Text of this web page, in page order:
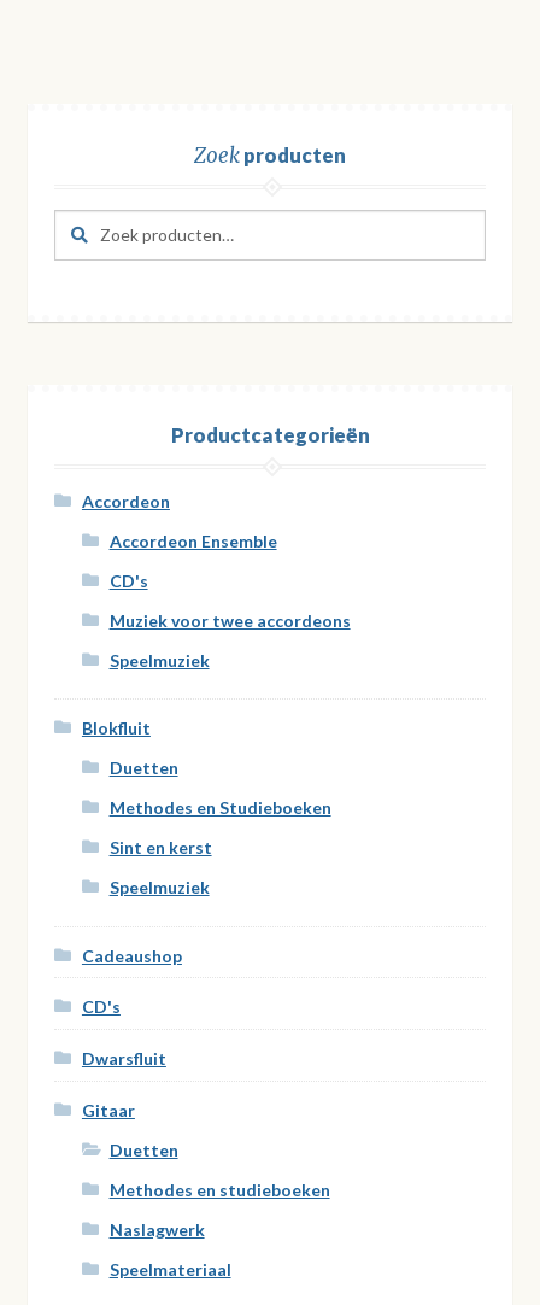
Zoekproducten
Zoeken
naar:
Zoeken
Productcategorieën
Accordeon
Accordeon Ensemble
CD's
Muziek voor twee accordeons
Speelmuziek
Blokfluit
Duetten
Methodes en Studieboeken
Sint en kerst
Speelmuziek
Cadeaushop
CD's
Dwarsfluit
Gitaar
Duetten
Methodes en studieboeken
Naslagwerk
Speelmateriaal